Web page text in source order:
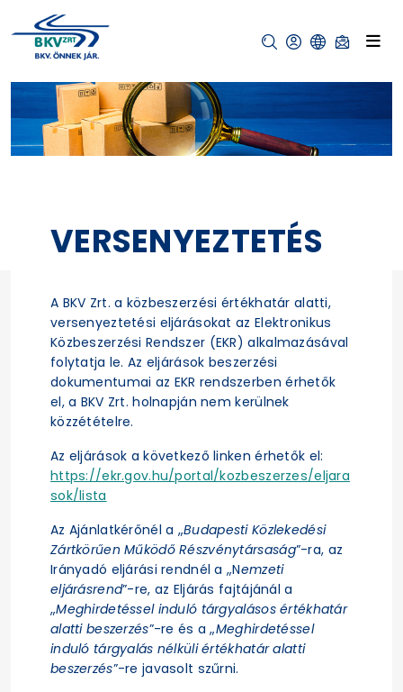
VERSENYEZTETÉS
A BKV Zrt. a közbeszerzési értékhatár alatti,
versenyeztetési eljárásokat az Elektronikus
Közbeszerzési Rendszer (EKR) alkalmazásával
folytatja le. Az eljárások beszerzési
dokumentumai az EKR rendszerben érhetők
el, a BKV Zrt. holnapján nem kerülnek
közzétételre.
Az eljárások a következő linken érhetők el:
https://ekr.gov.hu/portal/kozbeszerzes/eljara
sok/lista
Az Ajánlatkérőnél a „Budapesti Közlekedési
Zártkörűen Működő Részvénytársaság”-ra, az
Irányadó eljárási rendnél a „Nemzeti
eljárásrend”-re, az Eljárás fajtájánál a
„Meghirdetéssel induló tárgyalásos értékhatár
alatti beszerzés”-re és a „Meghirdetéssel
induló tárgyalás nélküli értékhatár alatti
beszerzés”-re javasolt szűrni.